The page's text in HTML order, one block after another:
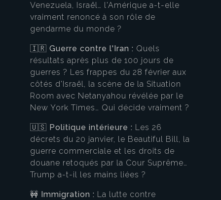
Venezuela, Israël… l'Amérique a-t-elle
vraiment renoncé à son rôle de
gendarme du monde ?
🇮🇷 Guerre contre l'Iran : Quels
résultats après plus de 100 jours de
guerres ? Les frappes du 28 février aux
côtés d'Israël, la scène de la Situation
Room avec Netanyahou révélée par le
New York Times… Qui décide vraiment ?
🇺🇸 Politique intérieure : Les 26
décrets du 20 janvier, le Beautiful Bill, la
guerre commerciale et les droits de
douane retoqués par la Cour Suprême…
Trump a-t-il les mains liées ?
🚧 Immigration : La lutte contre